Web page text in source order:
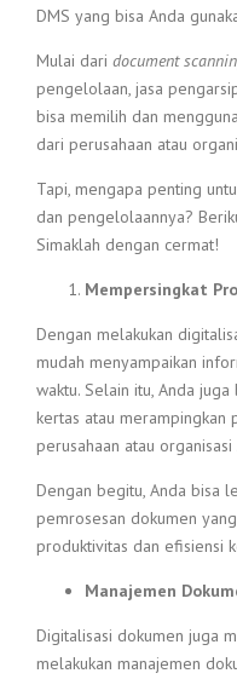
DMS yang bisa Anda
Mulai dari document
pengelolaan, jasa
bisa memilih dan
dari perusahaan atau
Tapi, mengapa penting
dan pengelolaannya?
Simaklah dengan cermat!
Mempersingkat
Dengan melakukan
mudah menyampaikan
waktu. Selain itu, Anda
kertas atau merampingkan
perusahaan atau organisasi
Dengan begitu, Anda bisa
pemrosesan dokumen
produktivitas dan efisiensi
Manajemen
Digitalisasi dokumen juga
melakukan manajemen